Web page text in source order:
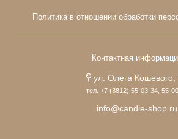
Политика в отношении обработки
Контактная
ул. Олега Кошевого,
тел. +7 (3812) 55-03-34, 55-
info@candle-shop.ru